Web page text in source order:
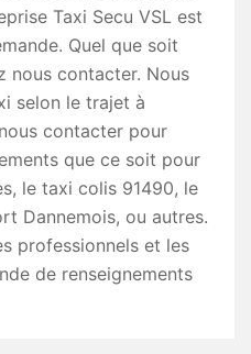
Taxi Secu VSL est
Quel que soit
nous contacter. Nous
selon le trajet à
contacter pour
que ce soit pour
le taxi colis 91490, le
Dannemois, ou autres.
professionnels et les
de renseignements